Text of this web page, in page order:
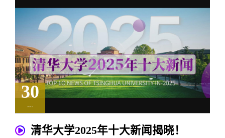
30
2026.01
清华大学2025年十大新闻揭晓！